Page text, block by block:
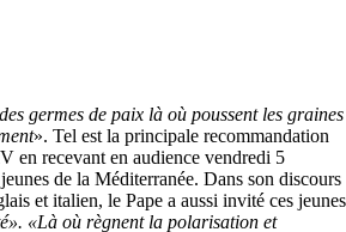
germes de paix là où poussent les graines
». Tel est la principale recommandation
en recevant en audience vendredi 5
de la Méditerranée. Dans son discours
et italien, le Pape a aussi invité ces jeunes
«Là où règnent la polarisation et